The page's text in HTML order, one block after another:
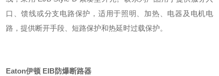
口、馈线或分支电路保护，适用于照明、加热、电器及电机电
路，提供断开手段、短路保护和热延时过载保护。
Eaton伊顿 EIB防爆断路器